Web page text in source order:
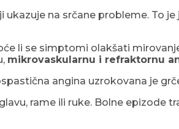
ukazuje na srčane probleme. To
li se simptomi olakšati
mikrovaskularnu i refraktornu
angina uzrokovana je
rame ili ruke. Bolne epizode